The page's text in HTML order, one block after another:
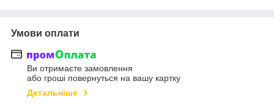
Умови оплати
Ви отримаєте замовлення
або гроші повернуться на вашу картку
Детальніше